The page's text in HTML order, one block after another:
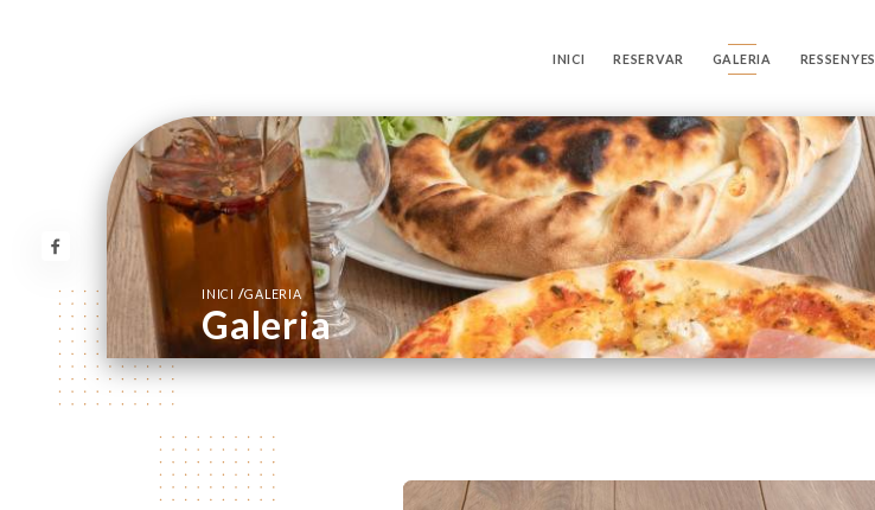
INICI RESERVAR GALERIA RESSENYES
INICI /GALERIA
Galeria